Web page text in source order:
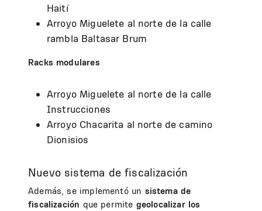
Haití
Arroyo Miguelete al norte de la calle
rambla Baltasar Brum
Racks modulares
Arroyo Miguelete al norte de la calle
Instrucciones
Arroyo Chacarita al norte de camino
Dionisios
Nuevo sistema de fiscalización
Además, se implementó un sistema de
fiscalización que permite geolocalizar los